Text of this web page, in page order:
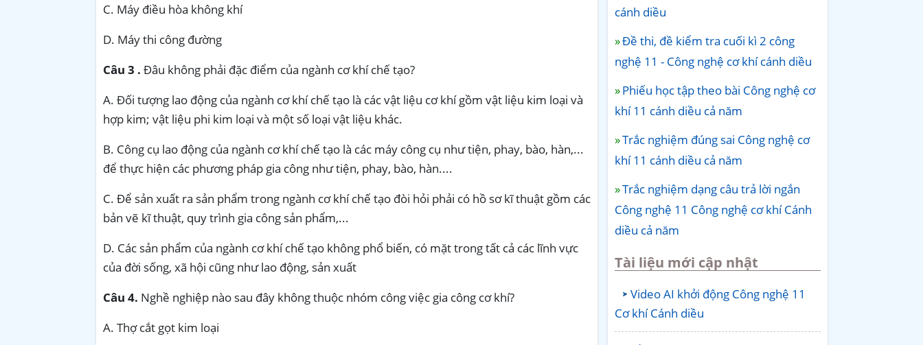
C. Máy điều hòa không khí
D. Máy thi công đường
Câu 3 . Đâu không phải đặc điểm của ngành cơ khí chế tạo?
A. Đối tượng lao động của ngành cơ khí chế tạo là các vật liệu cơ khí gồm vật liệu kim loại và
hợp kim; vật liệu phi kim loại và một số loại vật liệu khác.
B. Công cụ lao động của ngành cơ khí chế tạo là các máy công cụ như tiện, phay, bào, hàn,...
để thực hiện các phương pháp gia công như tiện, phay, bào, hàn....
C. Để sản xuất ra sản phẩm trong ngành cơ khí chế tạo đòi hỏi phải có hồ sơ kĩ thuật gồm các
bản vẽ kĩ thuật, quy trình gia công sản phẩm,...
D. Các sản phẩm của ngành cơ khí chế tạo không phổ biến, có mặt trong tất cả các lĩnh vực
của đời sống, xã hội cũng như lao động, sản xuất
Câu 4. Nghề nghiệp nào sau đây không thuộc nhóm công việc gia công cơ khí?
A. Thợ cắt gọt kim loại
cánh diều
Đề thi, đề kiểm tra cuối kì 2 công
nghệ 11 - Công nghệ cơ khí cánh diều
Phiếu học tập theo bài Công nghệ cơ
khí 11 cánh diều cả năm
Trắc nghiệm đúng sai Công nghệ cơ
khí 11 cánh diều cả năm
Trắc nghiệm dạng câu trả lời ngắn
Công nghệ 11 Công nghệ cơ khí Cánh
diều cả năm
Tài liệu mới cập nhật
Video AI khởi động Công nghệ 11
Cơ khí Cánh diều